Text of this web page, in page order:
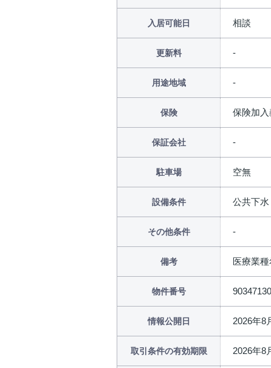
入居可能日 相談
更新料
用途地域
保険 保険加
保証会社
駐車場 空無
設備条件 公共下
その他条件
備考 医療業
物件番号 90347130
情報公開日 2026年8
取引条件の有効期限 2026年8